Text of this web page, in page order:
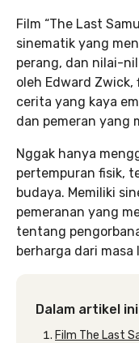
Film “The Last
sinematik yang
perang, dan nilai-
oleh Edward
cerita yang kaya
dan pemeran yang
Nggak hanya
pertempuran fisik,
budaya. Memiliki
pemeranan yang
tentang
berharga dari masa
Dalam artikel ini
Film The Last